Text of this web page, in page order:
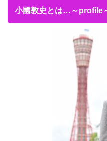
小國敦史とは…～profile